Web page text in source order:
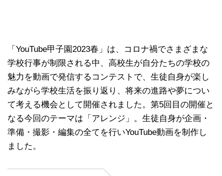
「YouTube甲子園2023春」は、コロナ禍でさまざまな
学校行事が制限される中、高校生が自分たちの学校の
魅力を動画で発信するコンテストで、生徒自身が楽し
みながら学校生活を振り返り、将来の進路や夢につい
て考える機会として開催されました。第5回目の開催と
なる今回のテーマは「アレンジ」。生徒自身が企画・
準備・撮影・編集の全てを行いYouTube動画を制作し
ました。